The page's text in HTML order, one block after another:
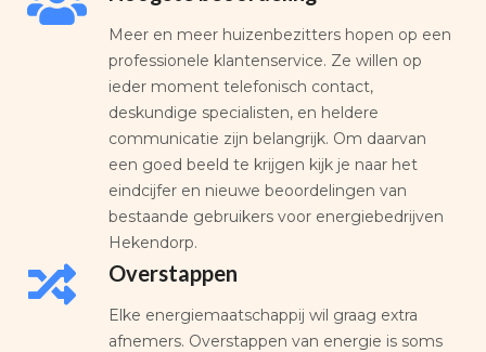
Meer en meer huizenbezitters hopen op een
professionele klantenservice. Ze willen op
ieder moment telefonisch contact,
deskundige specialisten, en heldere
communicatie zijn belangrijk. Om daarvan
een goed beeld te krijgen kijk je naar het
eindcijfer en nieuwe beoordelingen van
bestaande gebruikers voor energiebedrijven
Hekendorp.
Overstappen
Elke energiemaatschappij wil graag extra
afnemers. Overstappen van energie is soms